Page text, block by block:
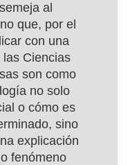
al
que, por el
con una
Ciencias
son como
no solo
o cómo es
sino
explicación
fenómeno